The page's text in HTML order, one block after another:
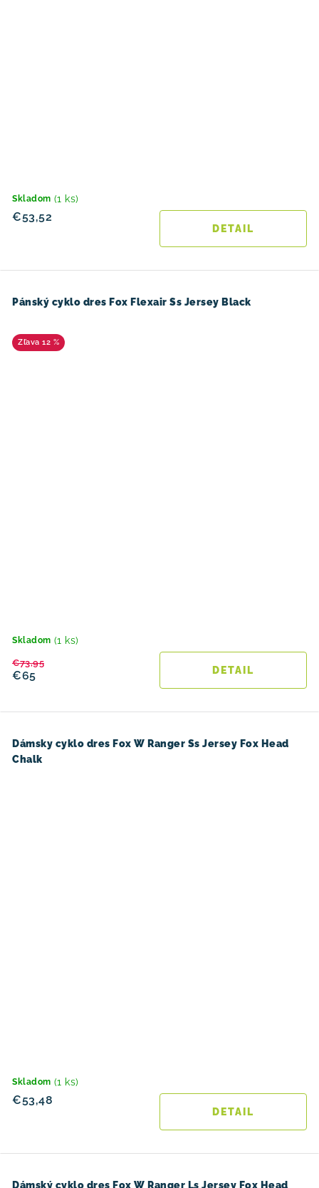
Skladom (1 ks)
€53,52
DETAIL
Pánský cyklo dres Fox Flexair Ss Jersey Black
12 %
Skladom (1 ks)
€65
€73,95
DETAIL
Dámsky cyklo dres Fox W Ranger Ss Jersey Fox Head
Chalk
Skladom (1 ks)
€53,48
DETAIL
Dámský cyklo dres Fox W Ranger Ls Jersey Fox Head